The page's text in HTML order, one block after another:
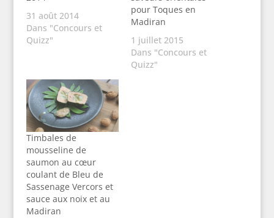
31 août 2014
Dans "Concours et
Quizz"
pour Toques en
Madiran
1 juillet 2015
Dans "Concours et
Quizz"
Timbales de
mousseline de
saumon au cœur
coulant de Bleu de
Sassenage Vercors et
sauce aux noix et au
Madiran